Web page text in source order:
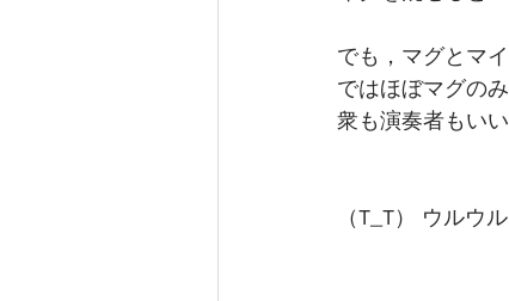
でも，マグとマ
ではほぼマグの
衆も演奏者もい
（T_T） ウルウル